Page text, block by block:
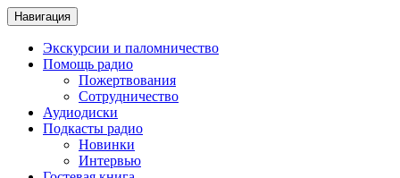
Навигация
Экскурсии и паломничество
Помощь радио
Пожертвования
Сотрудничество
Аудиодиски
Подкасты радио
Новинки
Интервью